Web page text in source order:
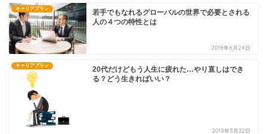
キャリアプラン
若手でもなれるグローバルの世界で必要とされる
人の４つの特性とは
2018年6月24日
キャリアプラン
20代だけどもう人生に疲れた…やり直しはでき
る？どう生きればいい？
2018年3月22日